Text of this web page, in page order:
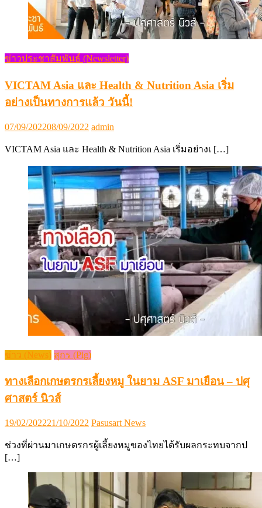
ข่าวประชาสัมพันธ์ (Newsletter)
VICTAM Asia และ Health & Nutrition Asia เริ่ม
อย่างเป็นทางการแล้ว วันนี้!
Posted
07/09/202208/09/2022 Author
admin
VICTAM Asia และ Health & Nutrition Asia เริ่มอย่างเ […]
ข่าว (News) สุกร (Pig)
ทางเลือกเกษตรกรเลี้ยงหมู ในยาม ASF มาเยือน – ปศุ
ศาสตร์ นิวส์
Posted
19/02/202221/10/2022 Author
Pasusart News
ช่วงที่ผ่านมาเกษตรกรผู้เลี้ยงหมูของไทยได้รับผลกระทบจากป
[…]